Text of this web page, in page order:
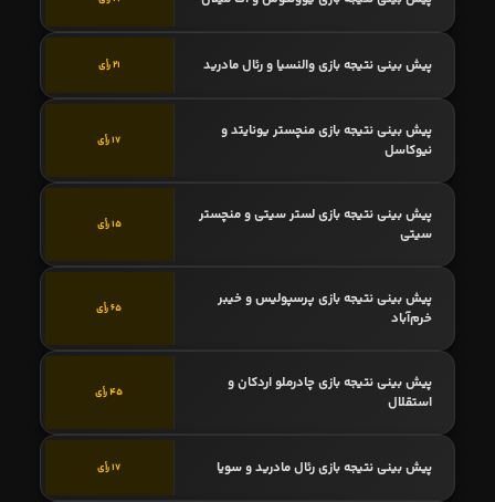
پیش بینی نتیجه بازی والنسیا و رئال مادرید 21 رأی
پیش بینی نتیجه بازی منچستر یونایتد و
نیوکاسل
17 رأی
پیش بینی نتیجه بازی لستر سیتی و منچستر
سیتی
15 رأی
پیش بینی نتیجه بازی پرسپولیس و خیبر
خرم‌آباد
65 رأی
پیش بینی نتیجه بازی چادرملو اردکان و
استقلال
45 رأی
پیش بینی نتیجه بازی رئال مادرید و سویا 17 رأی